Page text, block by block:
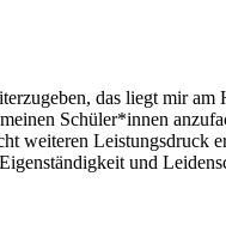
das liegt mir
Schüler*innen
weiteren Leistungsdruck
und